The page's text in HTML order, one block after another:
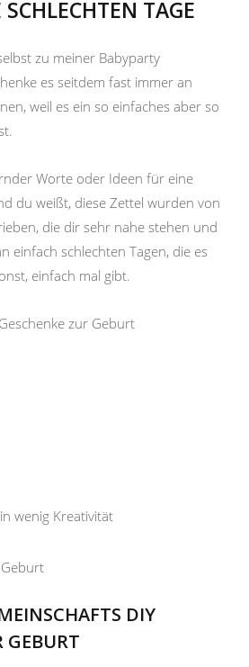
TAGE
zu meiner Babyparty
es seitdem fast immer an
weil es ein so einfaches aber so
Worte oder Ideen für eine
du weißt, diese Zettel wurden von
die dir sehr nahe stehen und
einfach schlechten Tagen, die es
einfach mal gibt.
wenig Kreativität
DIY
GEBURT